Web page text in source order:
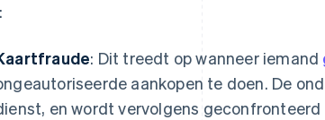
: Dit treedt op wanneer iemand
aankopen te doen. De
en wordt vervolgens